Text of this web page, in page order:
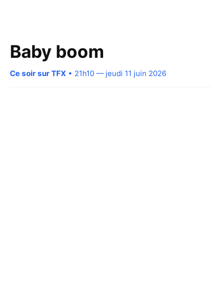
Baby boom
Ce soir sur TFX • 21h10 — jeudi 11 juin 2026